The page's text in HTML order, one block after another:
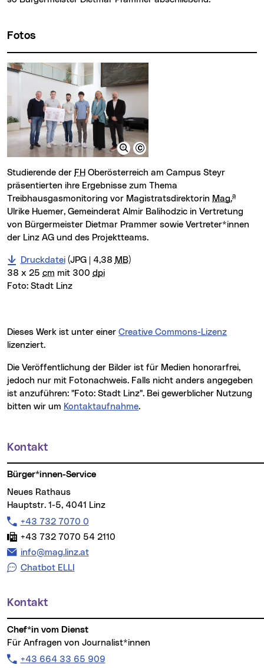
Fotos
Studierende der FH Oberösterreich am Campus Steyr
präsentierten ihre Ergebnisse zum Thema
Treibhausgasmonitoring vor Magistratsdirektorin Mag.a
Ulrike Huemer, Gemeinderat Almir Balihodzic in Vertretung
von Bürgermeister Dietmar Prammer sowie Vertreter*innen
der Linz AG und des Projektteams.
Druckdatei(JPG | 4,38 MB)
38 x 25 cm mit 300 dpi
Foto: Stadt Linz
Dieses Werk ist unter einer Creative Commons-Lizenz
lizenziert.
Die Veröffentlichung der Bilder ist für Medien honorarfrei,
jedoch nur mit Fotonachweis. Falls nicht anders angegeben
ist anzuführen: "Foto: Stadt Linz". Bei gewerblicher Nutzung
bitten wir um Kontaktaufnahme.
Weitere Informationen
Kontakt
Bürger*innen-Service
Neues Rathaus
Hauptstr. 1-5, 4041 Linz
Telefon:
+43 732 7070 0
Fax:
+43 732 7070 54 2110
E-Mail Adresse:
info@mag.linz.at
Chatbot ELLI
Kontakt
Chef*in vom Dienst
Für Anfragen von Journalist*innen
Telefon:
+43 664 33 65 909